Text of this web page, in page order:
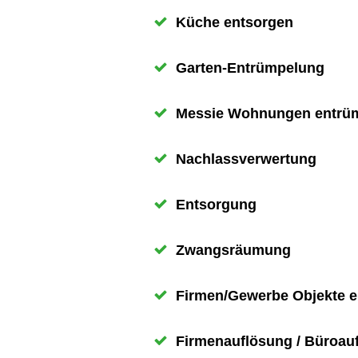
Küche entsorgen
Garten-Entrümpelung
Messie Wohnungen
Nachlassverwertung
Entsorgung
Zwangsräumung
Firmen/Gewerbe Objekte
Firmenauflösung /